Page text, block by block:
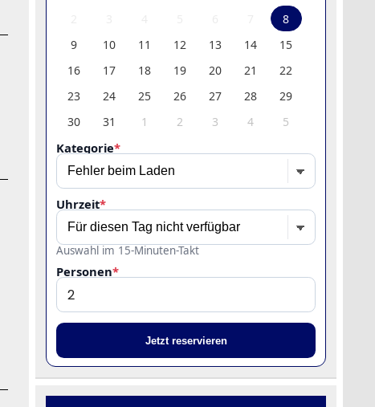
8
9
10 11 12 13 14
15
16
17 18 19 20 21
22
23
24 25 26 27 28
29
30
31 1 2 3 4 5
Kategorie*
Uhrzeit*
Auswahl im 15-Minuten-Takt
Personen*
Jetzt reservieren